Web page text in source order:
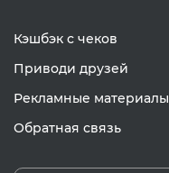
Кэшбэк с чеков
Приводи друзей
Рекламные материалы
Обратная связь